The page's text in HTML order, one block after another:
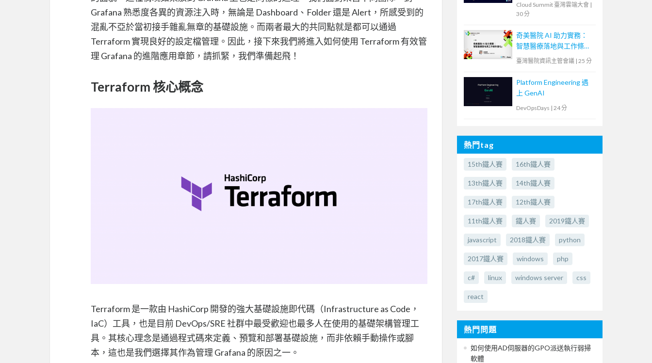
Grafana 熟悉度各異的資源注入時，無論是 Dashboard、Folder 還是 Alert，所感受到的
混亂不亞於當初接手雜亂無章的基礎設施。而兩者最大的共同點就是都可以通過
Terraform 實現良好的設定檔管理。因此，接下來我們將進入如何使用 Terraform 有效管
理 Grafana 的進階應用章節，請抓緊，我們準備起飛！
Terraform 核心概念
Terraform 是一款由 HashiCorp 開發的強大基礎設施即代碼（Infrastructure as Code，
IaC）工具，也是目前 DevOps/SRE 社群中最受歡迎也最多人在使用的基礎架構管理工
具。其核心理念是通過程式碼來定義、預覽和部署基礎設施，而非依賴手動操作或腳
本，這也是我們選擇其作為管理 Grafana 的原因之一。
Cloud Summit 臺灣雲端大會 |
30 分
奇美醫院 AI 助力實務：
智慧醫療落地與工作條件
優化
臺灣醫院資訊主管會議 | 25 分
Platform Engineering 遇
上 GenAI
DevOpsDays | 24 分
熱門tag
15th鐵人賽 16th鐵人賽
13th鐵人賽 14th鐵人賽
17th鐵人賽 12th鐵人賽
11th鐵人賽 鐵人賽 2019鐵人賽
javascript 2018鐵人賽 python
2017鐵人賽 windows php
c# linux windows server css
react
熱門問題
如何使用AD伺服器的GPO派送執行弱掃
軟體